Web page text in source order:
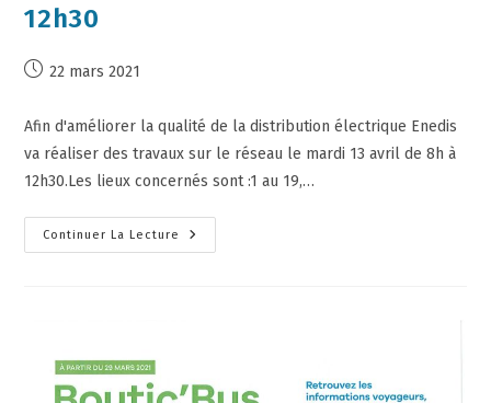
12h30
22 mars 2021
Afin d'améliorer la qualité de la distribution électrique Enedis
va réaliser des travaux sur le réseau le mardi 13 avril de 8h à
12h30.Les lieux concernés sont :1 au 19,…
Continuer La Lecture